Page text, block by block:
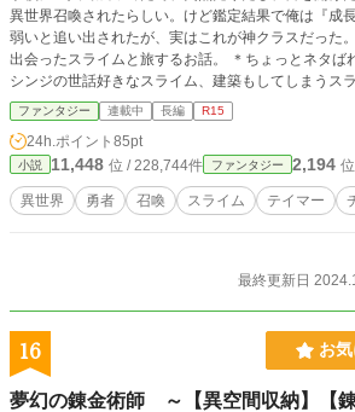
異世界召喚されたらしい。けど鑑定結果で俺は『成
弱いと追い出されたが、実はこれが神クラスだった
出会ったスライムと旅するお話。 ＊ちょっとネタばれ 水が大好きなスライム、
シンジの世話好きなスライム、建築もしてしまうス
けたり探索もするスライム、寝るのが大好きな白い
なスライム達も登場！！ ＊１１月にHOTランキング一位獲得しました。 ＊なる
べく毎日投稿ですが日によって変わってきますので
０～２５００で投稿しています。 ＊パソコンからの投稿をメインに切り替えま
した。ですので字体が違ったり点が変わったりして
ファンタジー 連載中 長編 R15
24h.ポイント 85pt
小説 11,448 位 / 228,744件 ファンタジー 2,194
異世界 勇者 召喚 スライム テイマー
最終更新日
16 お
夢幻の錬金術師 ～【異空間収納】【